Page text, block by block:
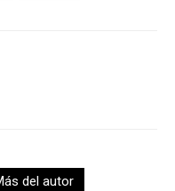
del autor